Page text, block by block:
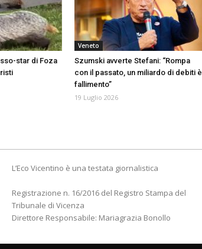
star di Foza
Veneto
Szumski avverte Stefani: “Rompa
con il passato, un miliardo di debiti è
fallimento”
19 Luglio 2026
L’Eco Vicentino è una testata giornalistica
Registrazione n. 16/2016 del Registro Stampa del
Tribunale di Vicenza
Direttore Responsabile: Mariagrazia Bonollo